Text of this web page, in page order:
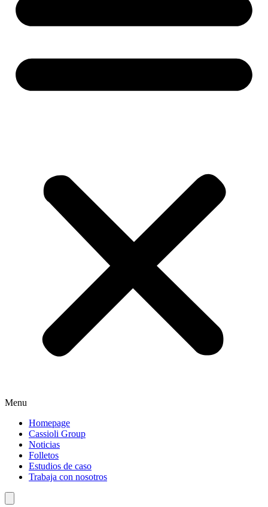
Menu
Homepage
Cassioli Group
Noticias
Folletos
Estudios de caso
Trabaja con nosotros